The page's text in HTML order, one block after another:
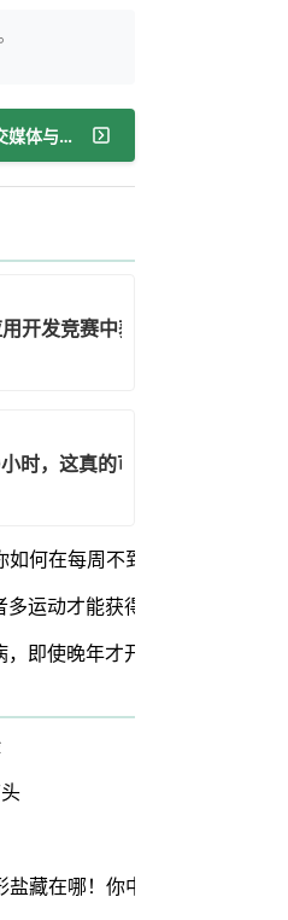
下一篇：Rachel Arderi 坦诚讨论社交媒体与无滤镜肌肤："一切都很具有误导性，不要相信你看到的一切"
开发竞赛中获得全国认可
时，这真的可行吗？
何在每周不到两小时内改善健康
运动才能获得同等健康效益
即使晚年才开始也有效
藏在哪！你中招了吗